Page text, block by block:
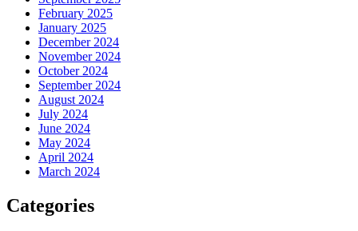
February 2025
January 2025
December 2024
November 2024
October 2024
September 2024
August 2024
July 2024
June 2024
May 2024
April 2024
March 2024
Categories